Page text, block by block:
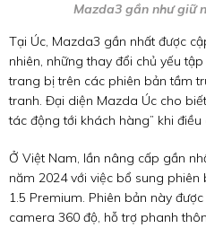
Mazda3 gần như giữ
Tại Úc, Mazda3 gần nhất được
nhiên, những thay đổi chủ yếu
trang bị trên các phiên bản tầm
tranh. Đại diện Mazda Úc cho
tác động tới khách hàng” khi
Ở Việt Nam, lần nâng cấp gần
năm 2024 với việc bổ sung
1.5 Premium. Phiên bản này
camera 360 độ, hỗ trợ phanh